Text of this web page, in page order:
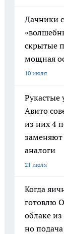
Дачники
скрытые
мощная
10 июля
Рукастые
Авито
из них 4
заменяют
аналоги
21 июля
Когда
готовлю
облаке
но подача